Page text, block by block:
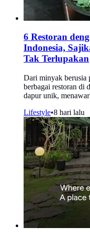
6 Restoran
Indonesia,
Tak Terlupakan
Dari minyak berusia
berbagai restoran di
dapur unik,
Lifestyle•8 hari lalu